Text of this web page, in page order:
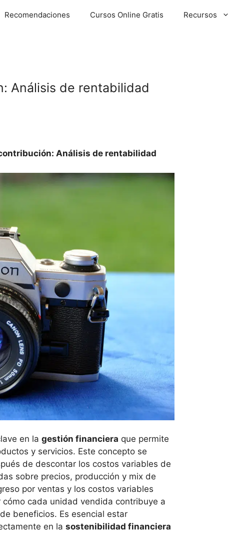
Recomendaciones Cursos Online Gratis Recursos
Análisis de rentabilidad
Análisis de rentabilidad
en la gestión ‍financiera que permite
y⁣ servicios. Este concepto se
de descontar los costos variables ‍de⁢
sobre precios,⁢ producción y mix de
por ventas y los costos variables
cada unidad vendida contribuye a
beneficios. Es esencial estar
⁤en la sostenibilidad financiera